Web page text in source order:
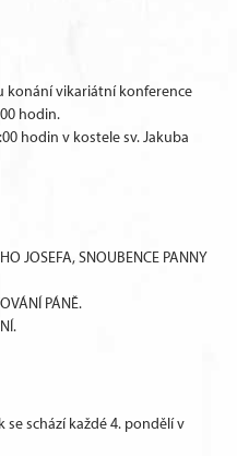
konání vikariátní konference
hodin.
hodin v kostele sv. Jakuba
JOSEFA, SNOUBENCE PANNY
PÁNĚ.
schází každé 4. pondělí v